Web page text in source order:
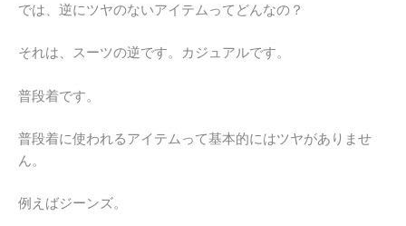
では、逆にツヤのないアイテムってどんなの？
それは、スーツの逆です。カジュアルです。
普段着です。
普段着に使われるアイテムって基本的にはツヤがありませ
ん。
例えばジーンズ。